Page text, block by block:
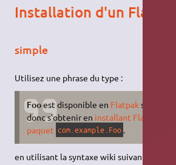
Installation d'un Flatpak
simple
Utilisez une phrase du type :
Fooest disponible en Flatpaksur le
donc s'obtenir en installant Flatpak
paquet com.example.Foo .
en utilisant la syntaxe wiki suivante :